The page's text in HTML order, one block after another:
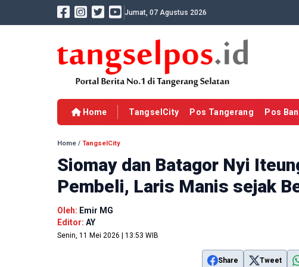
Jumat, 07 Agustus 2026
Home TangselCity Pos Tangerang Pos
Home / TangselCity
Siomay dan Batagor Nyi
Pembeli, Laris Manis sejak
Oleh: Emir MG
Editor: AY
Senin, 11 Mei 2026 | 13:53 WIB
Share Tweet